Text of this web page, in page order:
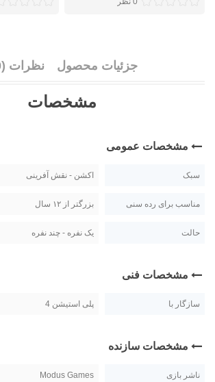
جزئیات محصول نظرات (0)
مشخصات
مشخصات عمومی
سبک اکشن - نقش آفرینی
مناسب برای رده سنی بزرگتر از ۱۲ سال
حالت یک نفره - چند نفره
مشخصات فنی
سازگار با پلی استیشن 4
مشخصات سازنده
ناشر بازی Modus Games